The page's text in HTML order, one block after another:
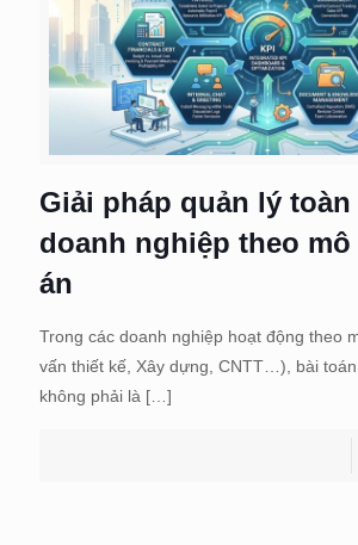
Giải pháp quản lý
doanh nghiệp theo
án
Trong các doanh nghiệp hoạt động theo
vấn thiết kế, Xây dựng, CNTT…), bài
không phải là […]